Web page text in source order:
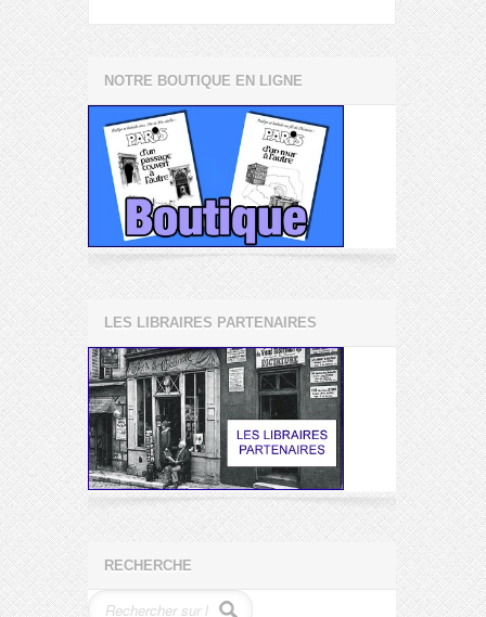
NOTRE BOUTIQUE EN LIGNE
LES LIBRAIRES PARTENAIRES
RECHERCHE